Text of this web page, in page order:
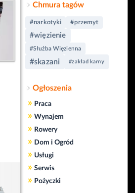
Chmura tagów
#narkotyki #przemyt
#więzienie
#Służba Więzienna
#skazani #zakład karny
Ogłoszenia
» Praca
» Wynajem
» Rowery
» Dom i Ogród
» Usługi
» Serwis
» Pożyczki